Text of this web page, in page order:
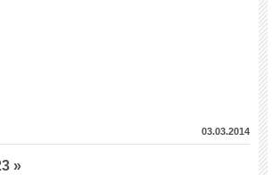
03.03.2014
»